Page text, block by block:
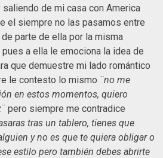
de mi casa con America
el siempre no las pasamos entre
parte de ella por la misma
a ella le emociona la idea de
que demuestre mi lado romántico
le contesto lo mismo ¨no me
en estos momentos, quiero
pero siempre me contradice
tras un tablero, tienes que
y no es que te quiera obligar o
estilo pero también debes abrirte